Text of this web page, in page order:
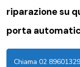
riparazione su
porta
Chiama 02